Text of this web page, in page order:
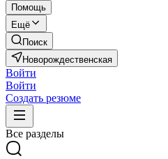
Помощь
Ещё
Поиск
Новорождественская
Войти
Войти
Создать резюме
Все разделы